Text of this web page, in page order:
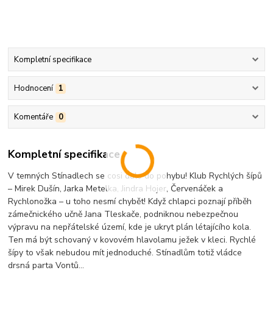
Kompletní specifikace
Hodnocení 1
Komentáře 0
Kompletní specifikace
V temných Stínadlech se cosi dalo do pohybu! Klub Rychlých šípů
– Mirek Dušín, Jarka Metelka, Jindra Hojer, Červenáček a
Rychlonožka – u toho nesmí chybět! Když chlapci poznají příběh
zámečnického učně Jana Tleskače, podniknou nebezpečnou
výpravu na nepřátelské území, kde je ukryt plán létajícího kola.
Ten má být schovaný v kovovém hlavolamu ježek v kleci. Rychlé
šípy to však nebudou mít jednoduché. Stínadlům totiž vládce
drsná parta Vontů...